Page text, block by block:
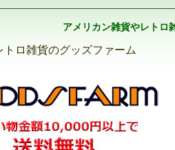
アメリカン雑貨やレトロ
ロ雑貨のグッズファーム